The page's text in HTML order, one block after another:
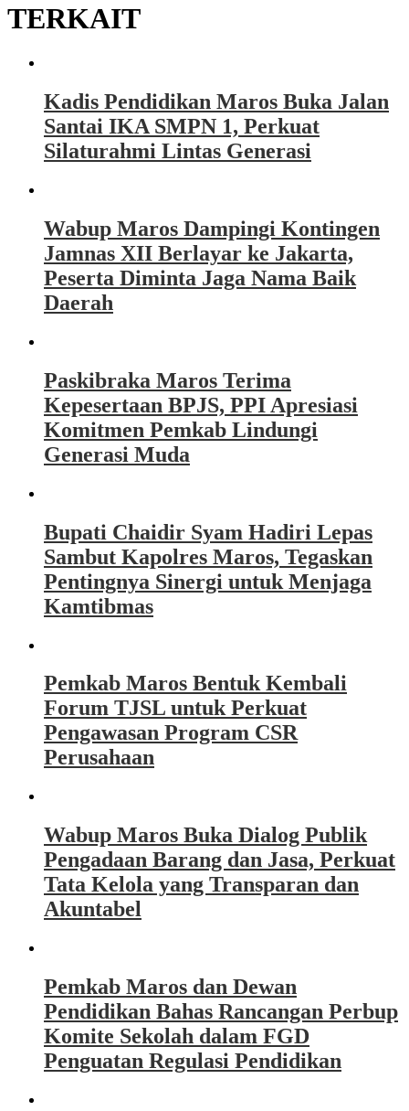
TERKAIT
Kadis Pendidikan Maros Buka Jalan
Santai IKA SMPN 1, Perkuat
Silaturahmi Lintas Generasi
Wabup Maros Dampingi Kontingen
Jamnas XII Berlayar ke Jakarta,
Peserta Diminta Jaga Nama Baik
Daerah
Paskibraka Maros Terima
Kepesertaan BPJS, PPI Apresiasi
Komitmen Pemkab Lindungi
Generasi Muda
Bupati Chaidir Syam Hadiri Lepas
Sambut Kapolres Maros, Tegaskan
Pentingnya Sinergi untuk Menjaga
Kamtibmas
Pemkab Maros Bentuk Kembali
Forum TJSL untuk Perkuat
Pengawasan Program CSR
Perusahaan
Wabup Maros Buka Dialog Publik
Pengadaan Barang dan Jasa, Perkuat
Tata Kelola yang Transparan dan
Akuntabel
Pemkab Maros dan Dewan
Pendidikan Bahas Rancangan Perbup
Komite Sekolah dalam FGD
Penguatan Regulasi Pendidikan